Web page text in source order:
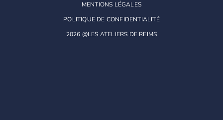
MENTIONS LÉGALES
POLITIQUE DE CONFIDENTIALITÉ
2026 @LES ATELIERS DE REIMS